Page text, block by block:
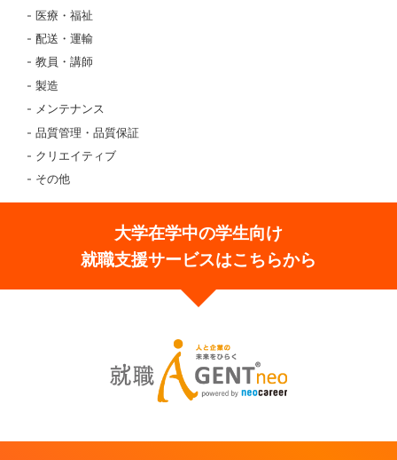
医療・福祉
配送・運輸
教員・講師
製造
メンテナンス
品質管理・品質保証
クリエイティブ
その他
大学在学中の学生向け
就職支援サービスはこちらから